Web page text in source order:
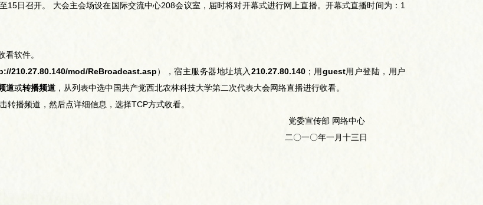
日召开。 大会主会场设在国际交流中心208会议室，届时将对开幕式进行网上直播。开幕式直播时间为：1
看软件。
210.27.80.140/mod/ReBroadcast.asp），宿主服务器地址填入210.27.80.140；用guest用户登陆，用户
道或转播频道 ，从列表中选中国共产党西北农林科技大学第二次代表大会网络直播进行收看。
播频道，然后点详细信息，选择TCP方式收看。
党委宣传部 网络中心
二〇一〇年一月十三日